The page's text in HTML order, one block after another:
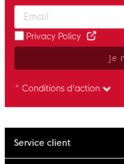
Enter your email and
Privacy Policy
Je
* Conditions d'action
Service client